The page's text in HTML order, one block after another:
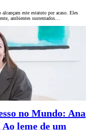
este estatuto por acaso. Eles
ambientes sustentados…
no Mundo: Ana
leme de um